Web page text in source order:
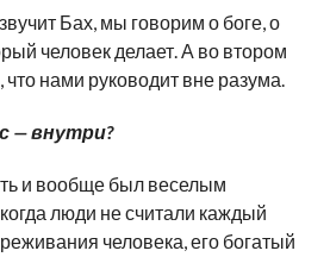
Бах, мы говорим о боге, о
человек делает. А во втором
нами руководит вне разума.
— внутри?
и вообще был веселым
люди не считали каждый
человека, его богатый